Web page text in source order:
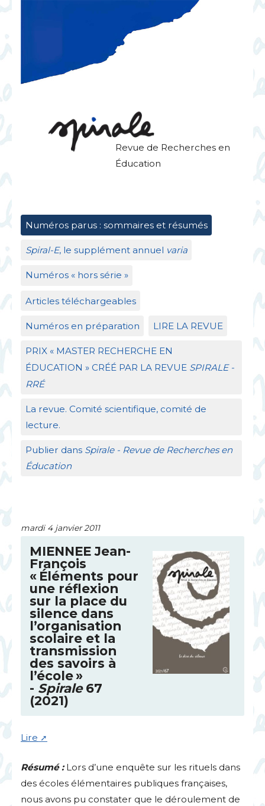
Revue de Recherches en
Éducation
Numéros parus : sommaires et résumés
Spiral-E, le supplément annuel varia
Numéros « hors série »
Articles téléchargeables
Numéros en préparation LIRE LA REVUE
PRIX« MASTER RECHERCHE EN
ÉDUCATION » CRÉÉ PAR LA REVUE SPIRALE-
RRÉ
La revue. Comité scientifique, comité de
lecture.
Publier dans Spirale - Revue de Recherches en
Éducation
mardi 4 janvier 2011
MIENNEEJean-
François
« Éléments pour
une réflexion
sur la place du
silence dans
l’organisation
scolaire et la
transmission
des savoirs à
l’école»
- Spirale67
(2021)
Lire
Résumé : Lors d’une enquête sur les rituels dans
des écoles élémentaires publiques françaises,
nous avons pu constater que le déroulement de